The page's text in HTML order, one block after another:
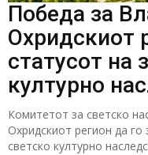
Победа за
Охридскиот
статусот на
културно
Комитетот за светско
Охридскиот регион да
светско културно